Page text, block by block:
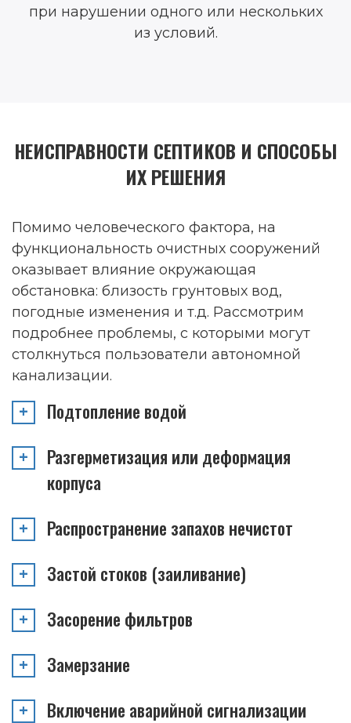
при нарушении одного или нескольких
из условий.
НЕИСПРАВНОСТИ СЕПТИКОВ И СПОСОБЫ
ИХ РЕШЕНИЯ
Помимо человеческого фактора, на
функциональность очистных сооружений
оказывает влияние окружающая
обстановка: близость грунтовых вод,
погодные изменения и т.д. Рассмотрим
подробнее проблемы, с которыми могут
столкнуться пользователи автономной
канализации.
Подтопление водой
Разгерметизация или деформация
корпуса
Распространение запахов нечистот
Застой стоков (заиливание)
Засорение фильтров
Замерзание
Включение аварийной сигнализации